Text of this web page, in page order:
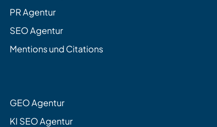
PR Agentur
SEO Agentur
Mentions und Citations
GEO Agentur
KI SEO Agentur